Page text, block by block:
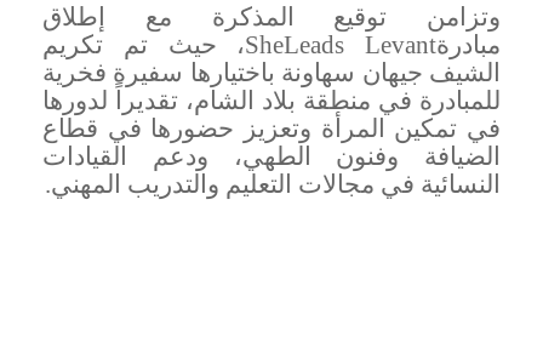
وتزامن توقيع المذكرة مع إطلاق
مبادرةSheLeads Levant، حيث تم تكريم
الشيف جيهان سهاونة باختيارها سفيرة فخرية
للمبادرة في منطقة بلاد الشام، تقديراً لدورها
في تمكين المرأة وتعزيز حضورها في قطاع
الضيافة وفنون الطهي، ودعم القيادات
النسائية في مجالات التعليم والتدريب المهني.